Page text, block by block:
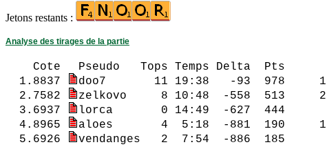
Jetons restants :
Analyse des tirages de la partie
Cote Pseudo Tops Temps
1.8837
doo7 11 19:38 -93 978
2.7582
zelkovo 8 10:48 -558 513
3.6937
lorca 0 14:49 -627
4.8965
aloes 4 5:18 -881 190
5.6926
vendanges 2 7:54 -886